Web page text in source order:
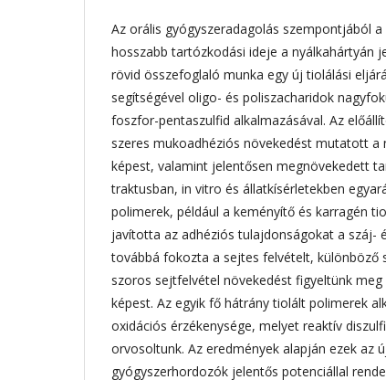
Az orális gyógyszeradagolás szempontjából
hosszabb tartózkodási ideje a nyálkahártyán
rövid összefoglaló munka egy új tiolálási
segítségével oligo- és poliszacharidok
foszfor-pentaszulfid alkalmazásával. Az
szeres mukoadhéziós növekedést mutatott a
képest, valamint jelentősen megnövekedett
traktusban, in vitro és állatkísérletekben
polimerek, például a keményítő és karragén
javította az adhéziós tulajdonságokat a száj-
továbbá fokozta a sejtes felvételt, különböző
szoros sejtfelvétel növekedést figyeltünk
képest. Az egyik fő hátrány tiolált polimerek
oxidációs érzékenysége, melyet reaktív
orvosoltunk. Az eredmények alapján ezek az
gyógyszerhordozók jelentős potenciállal